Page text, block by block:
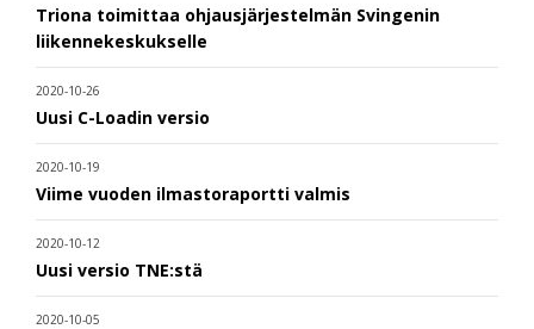
Triona toimittaa ohjausjärjestelmän Svingenin
liikennekeskukselle
2020-10-26
Uusi C-Loadin versio
2020-10-19
Viime vuoden ilmastoraportti valmis
2020-10-12
Uusi versio TNE:stä
2020-10-05